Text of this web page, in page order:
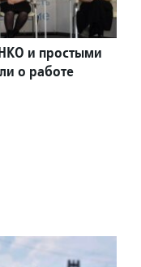
и простыми
о работе